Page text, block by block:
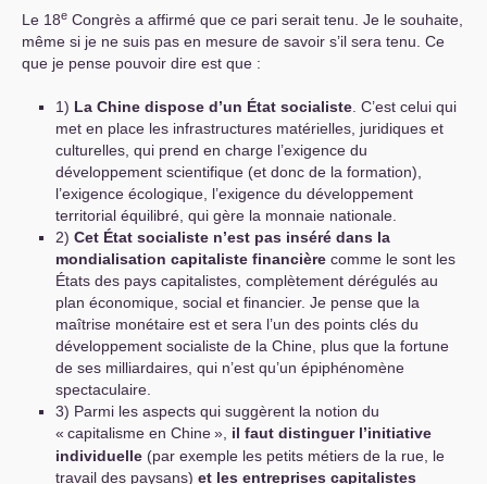
Le 18e Congrès a affirmé que ce pari serait tenu. Je le souhaite,
même si je ne suis pas en mesure de savoir s’il sera tenu. Ce
que je pense pouvoir dire est que :
1) La Chine dispose d’un État socialiste . C’est celui qui
met en place les infrastructures matérielles, juridiques et
culturelles, qui prend en charge l’exigence du
développement scientifique (et donc de la formation),
l’exigence écologique, l’exigence du développement
territorial équilibré, qui gère la monnaie nationale.
2) Cet État socialiste n’est pas inséré dans la
mondialisation capitaliste financière comme le sont les
États des pays capitalistes, complètement dérégulés au
plan économique, social et financier. Je pense que la
maîtrise monétaire est et sera l’un des points clés du
développement socialiste de la Chine, plus que la fortune
de ses milliardaires, qui n’est qu’un épiphénomène
spectaculaire.
3) Parmi les aspects qui suggèrent la notion du
« capitalisme en Chine», il faut distinguer l’initiative
individuelle (par exemple les petits métiers de la rue, le
travail des paysans) et les entreprises capitalistes